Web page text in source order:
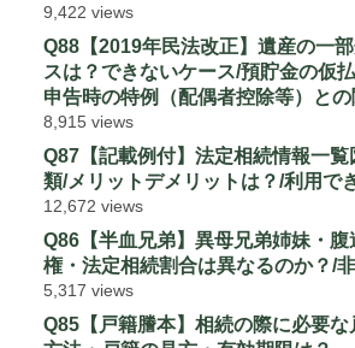
9,422 views
Q88【2019年民法改正】遺産の一
スは？できないケース/預貯金の仮
申告時の特例（配偶者控除等）と
8,915 views
Q87【記載例付】法定相続情報一
類/メリットデメリットは？/利用で
12,672 views
Q86【半血兄弟】異母兄弟姉妹・
権・法定相続割合は異なるのか？/
5,317 views
Q85【戸籍謄本】相続の際に必要